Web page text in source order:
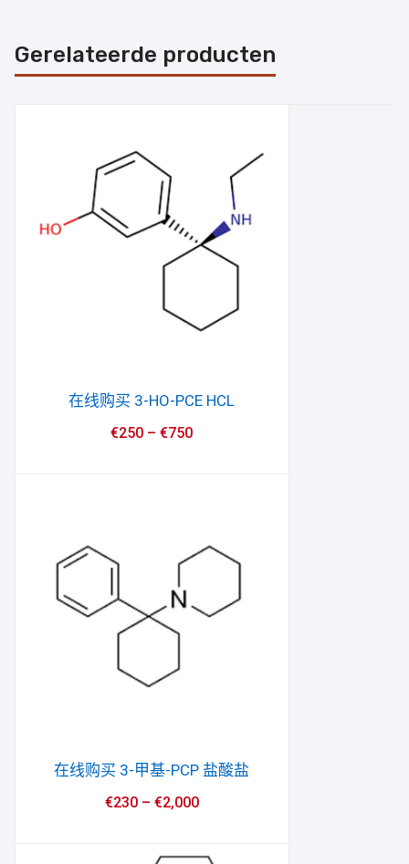
Gerelateerde producten
在线购买 3-HO-PCE HCL
€250 –€750
在线购买 3-甲基-PCP 盐酸盐
€230– €2,000